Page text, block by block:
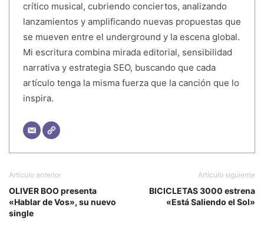
crítico musical, cubriendo conciertos, analizando
lanzamientos y amplificando nuevas propuestas que
se mueven entre el underground y la escena global.
Mi escritura combina mirada editorial, sensibilidad
narrativa y estrategia SEO, buscando que cada
artículo tenga la misma fuerza que la canción que lo
inspira.
Artículo anterior
OLIVER BOO presenta
«Hablar de Vos», su nuevo
single
Artículo siguiente
BICICLETAS 3000 estrena
«Está Saliendo el Sol»